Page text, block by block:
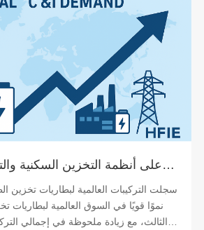
تحديثات سوق تخزين طاقة البطاريات العالمية للربع الثالث: ارتفاع الطلب على أنظمة التخزين السكنية والتجارية والصناعية
سجلت التركيبات العالمية لبطاريات تخزين
نموًا قويًا في السوق العالمية لبطاريات
الثالث، مع زيادة ملحوظة في إجمالي